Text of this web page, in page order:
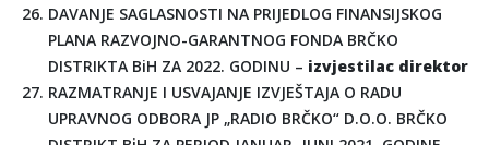
DAVANJE SAGLASNOSTI NA PRIJEDLOG FINANSIJSKOG
PLANA RAZVOJNO-GARANTNOG FONDA BRČKO
DISTRIKTA BiH ZA 2022. GODINU – izvjestilac direktor
RAZMATRANJE I USVAJANJE IZVJEŠTAJA O RADU
UPRAVNOG ODBORA JP „RADIO BRČKO“ D.O.O. BRČKO